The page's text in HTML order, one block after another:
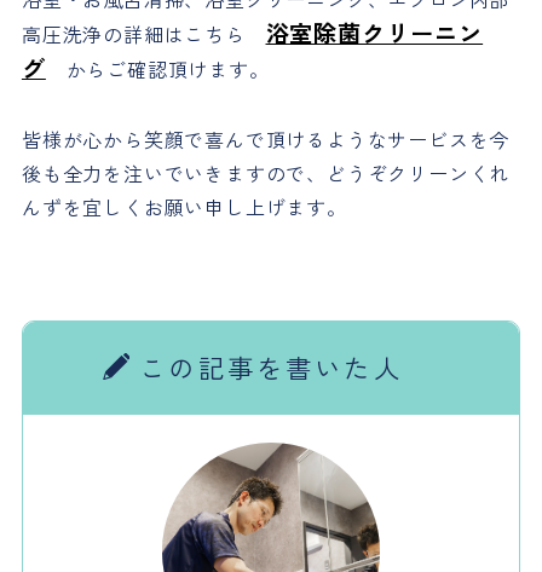
高圧洗浄の詳細はこちら 浴室除菌クリーニン
グ からご確認頂けます。
皆様が心から笑顔で喜んで頂けるようなサービスを今
後も全力を注いでいきますので、どうぞクリーンくれ
んずを宜しくお願い申し上げます。
この記事を書いた人